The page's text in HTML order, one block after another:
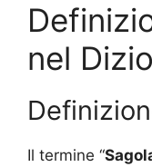
nel
Il termine “